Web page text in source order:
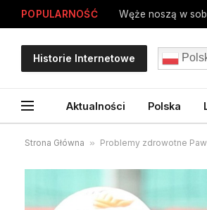
POPULARNOŚĆ Węże noszą w
Historie Internetowe
Aktualności Polska
Strona Główna » Problemy zdrowotne